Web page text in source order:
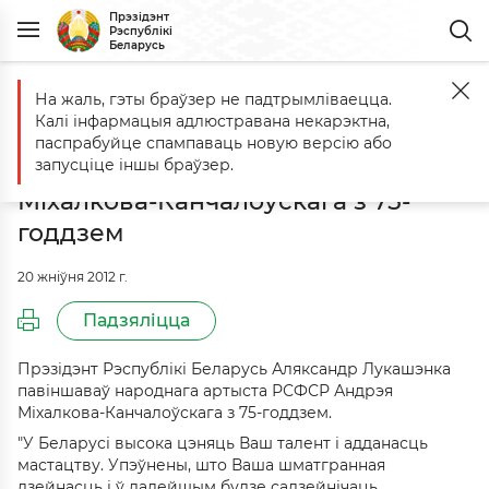
Прэзідэнт
Рэспублікі
Беларусь
Галоўная Падзеі Аляксандр Лукашэнка павіншаваў народнага
Аляксандр Лукашэнка павіншаваў
народнага артыста РСФСР Андрэя
Міхалкова-Канчалоўскага з 75-
годдзем
20 жніўня 2012 г.
Падзяліцца
Прэзідэнт Рэспублікі Беларусь Аляксандр Лукашэнка
павіншаваў народнага артыста РСФСР Андрэя
Міхалкова-Канчалоўскага з 75-годдзем.
"У Беларусі высока цэняць Ваш талент і адданасць
мастацтву. Упэўнены, што Ваша шматгранная
На жаль, гэты браўзер не падтрымліваецца.
Калі інфармацыя адлюстравана некарэктна,
паспрабуйце спампаваць новую версію або
запусціце іншы браўзер.